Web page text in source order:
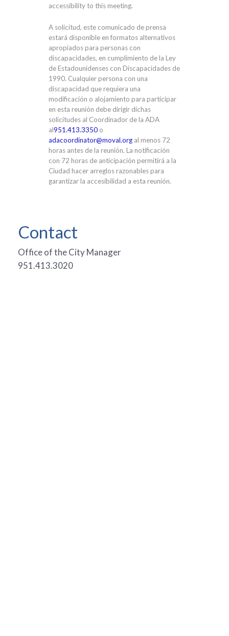
accessibility to this meeting.
A solicitud, este comunicado de prensa
estará disponible en formatos alternativos
apropiados para personas con
discapacidades, en cumplimiento de la Ley
de Estadounidenses con Discapacidades de
1990. Cualquier persona con una
discapacidad que requiera una
modificación o alojamiento para participar
en esta reunión debe dirigir dichas
solicitudes al Coordinador de la ADA
al951.413.3350 o
adacoordinator@moval.org al menos 72
horas antes de la reunión. La notificación
con 72 horas de anticipación permitirá a la
Ciudad hacer arreglos razonables para
garantizar la accesibilidad a esta reunión.
Contact
Office of the City Manager
951.413.3020